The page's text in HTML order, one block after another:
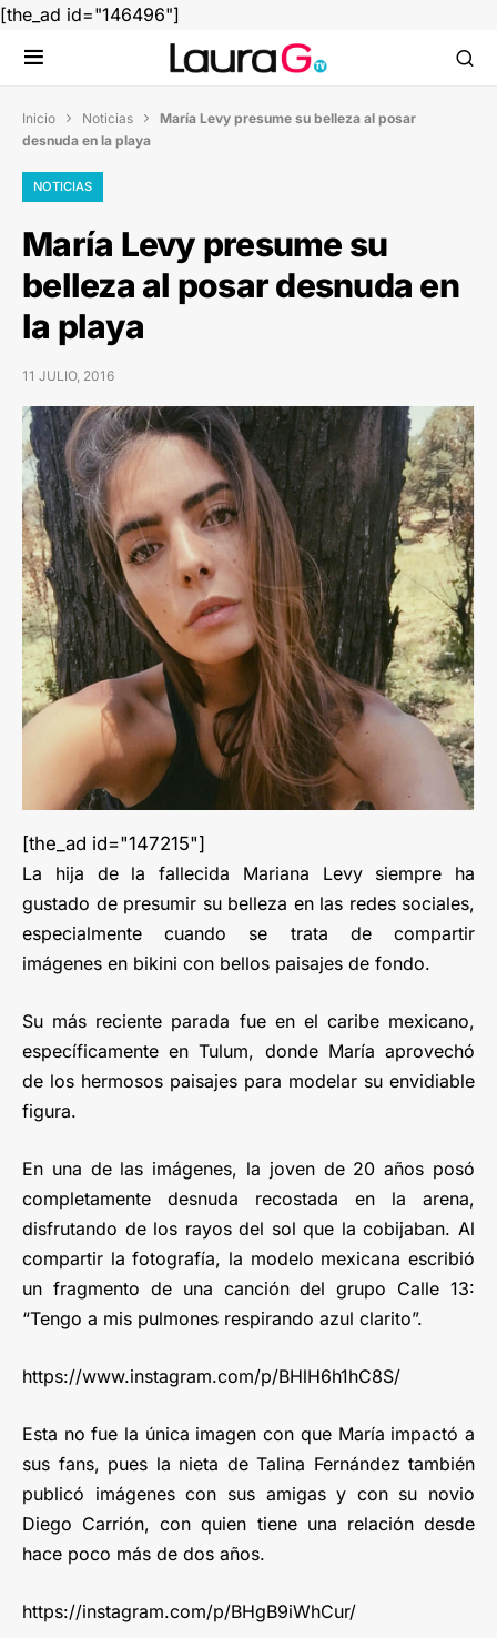
[the_ad id="146496"]
Inicio  Noticias  María Levy presume su belleza al posar
desnuda en la playa
NOTICIAS
María Levy presume su
belleza al posar desnuda en
la playa
11 JULIO, 2016
[the_ad id="147215"]
La hija de la fallecida Mariana Levy siempre ha
gustado de presumir su belleza en las redes sociales,
especialmente cuando se trata de compartir
imágenes en bikini con bellos paisajes de fondo.
Su más reciente parada fue en el caribe mexicano,
específicamente en Tulum, donde María aprovechó
de los hermosos paisajes para modelar su envidiable
figura.
En una de las imágenes, la joven de 20 años posó
completamente desnuda recostada en la arena,
disfrutando de los rayos del sol que la cobijaban. Al
compartir la fotografía, la modelo mexicana escribió
un fragmento de una canción del grupo Calle 13:
“Tengo a mis pulmones respirando azul clarito”.
https://www.instagram.com/p/BHlH6h1hC8S/
Esta no fue la única imagen con que María impactó a
sus fans, pues la nieta de Talina Fernández también
publicó imágenes con sus amigas y con su novio
Diego Carrión, con quien tiene una relación desde
hace poco más de dos años.
https://instagram.com/p/BHgB9iWhCur/